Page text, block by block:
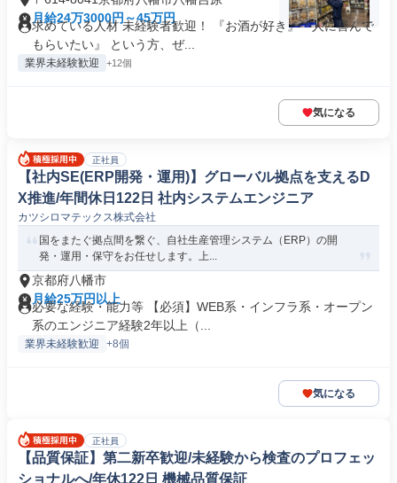
月給24万3000円～45万円
求めている人材 未経験者歓迎！ 『お酒が好き』『人に喜んで
もらいたい』 という方、ぜ...
業界未経験歓迎 +12個
気になる
正社員
【社内SE(ERP開発・運用)】グローバル拠点を支えるD
X推進/年間休日122日 社内システムエンジニア
カツシロマテックス株式会社
国をまたぐ拠点間を繋ぐ、自社生産管理システム（ERP）の開
発・運用・保守をお任せします。上...
京都府八幡市
月給25万円以上
必要な経験・能力等 【必須】WEB系・インフラ系・オープン
系のエンジニア経験2年以上（...
業界未経験歓迎 +8個
気になる
正社員
【品質保証】第二新卒歓迎/未経験から検査のプロフェッ
ショナルへ/年休122日 機械品質保証